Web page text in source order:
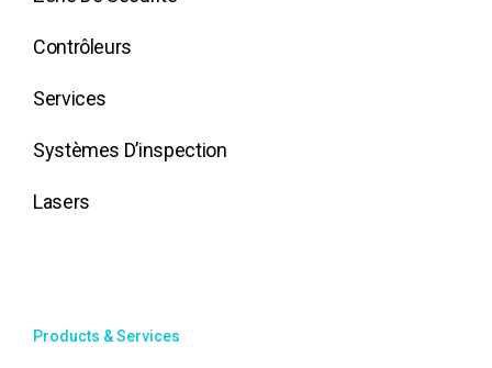
Contrôleurs
Services
Systèmes D’inspection
Lasers
Products & Services